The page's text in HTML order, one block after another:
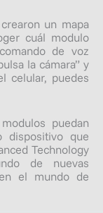
un mapa
cuál modulo
de voz
la cámara” y
celular, puedes
puedan
dispositivo que
Technology
de nuevas
el mundo de